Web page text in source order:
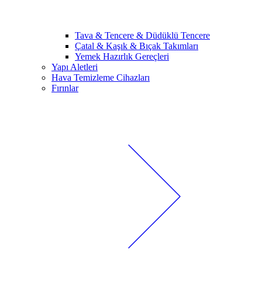
Tava & Tencere & Düdüklü Tencere
Çatal & Kaşık & Bıçak Takımları
Yemek Hazırlık Gereçleri
Yapı Aletleri
Hava Temizleme Cihazları
Fırınlar